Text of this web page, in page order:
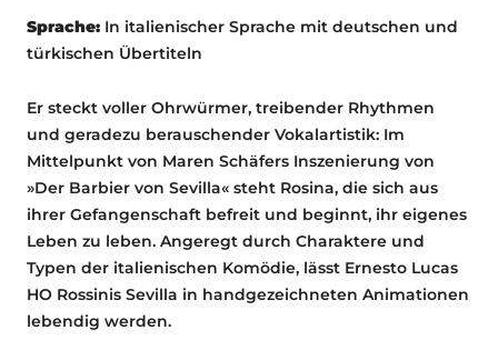
Sprache: In italienischer Sprache mit deutschen und
türkischen Übertiteln
Er steckt voller Ohrwürmer, treibender Rhythmen
und geradezu berauschender Vokalartistik: Im
Mittelpunkt von Maren Schäfers Inszenierung von
»Der Barbier von Sevilla« steht Rosina, die sich aus
ihrer Gefangenschaft befreit und beginnt, ihr eigenes
Leben zu leben. Angeregt durch Charaktere und
Typen der italienischen Komödie, lässt Ernesto Lucas
HO Rossinis Sevilla in handgezeichneten Animationen
lebendig werden.